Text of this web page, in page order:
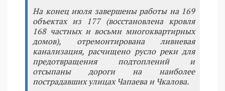
На конец июля завершены работы на 169
объектах из 177 (восстановлена кровля
168 частных и восьми многоквартирных
домов), отремонтирована ливневая
канализация, расчищено русло реки для
предотвращения подтоплений и
отсыпаны дороги на наиболее
пострадавших улицах Чапаева и Чкалова.